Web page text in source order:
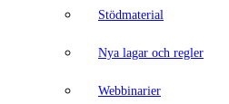
Stödmaterial
Nya lagar och regler
Webbinarier